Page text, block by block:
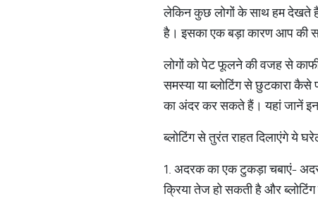
लेकिन कुछ लोगों के साथ हम देखते
है। इसका एक बड़ा कारण आप की
लोगों को पेट फूलने की वजह से
समस्या या ब्लोटिंग से छुटकारा
का अंदर कर सकते हैं। यहां जानें
ब्लोटिंग से तुरंत राहत दिलाएंगे
1. अदरक का एक टुकड़ा चबाएं-
क्रिया तेज हो सकती है और